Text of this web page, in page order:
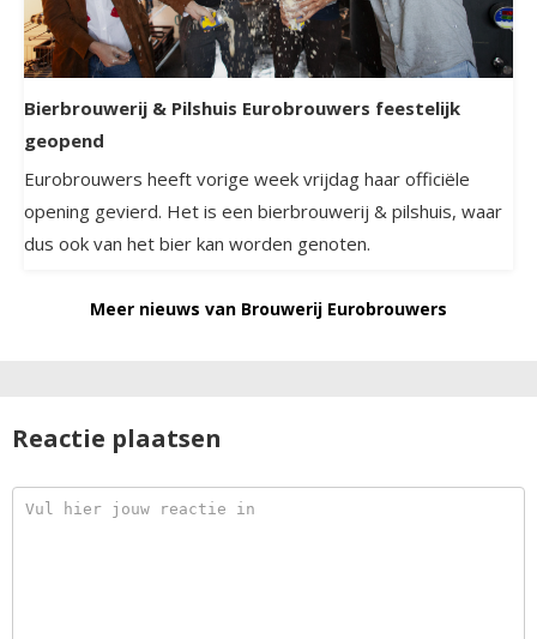
Bierbrouwerij & Pilshuis Eurobrouwers feestelijk
geopend
Eurobrouwers heeft vorige week vrijdag haar officiële
opening gevierd. Het is een bierbrouwerij & pilshuis, waar
dus ook van het bier kan worden genoten.
Meer nieuws van Brouwerij Eurobrouwers
Reactie plaatsen